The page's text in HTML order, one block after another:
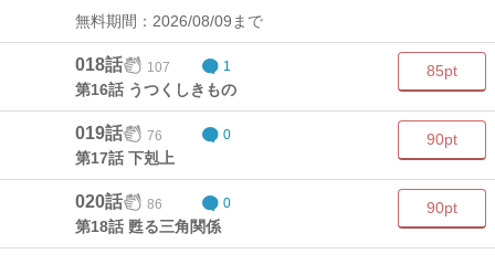
無料期間：2026/08/09まで
018話 107 1
第16話 うつくしきもの
85pt
019話 76 0
第17話 下剋上
90pt
020話 86 0
第18話 甦る三角関係
90pt